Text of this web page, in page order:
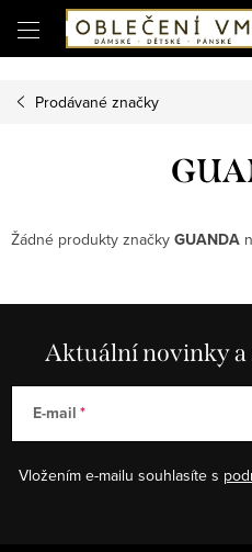
Microsoft Clarity
Přejít
na
Prodávané značky
Žádné produkty značky GUANDA
Aktuální novinky a
E-mail
Vložením e-mailu souhlasíte s